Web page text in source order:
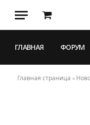
Корзина
ГЛАВНАЯ ФОРУМ
Главная страница »